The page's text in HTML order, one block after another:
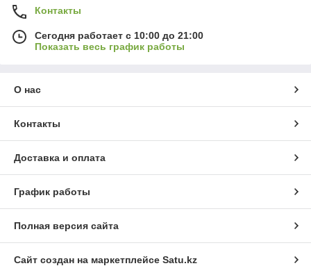
Контакты
Сегодня работает с 10:00 до 21:00
Показать весь график работы
О нас
Контакты
Доставка и оплата
График работы
Полная версия сайта
Сайт создан на маркетплейсе Satu.kz